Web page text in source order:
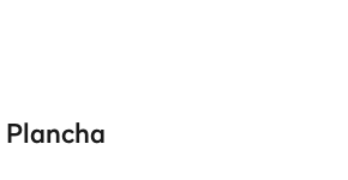
Plancha